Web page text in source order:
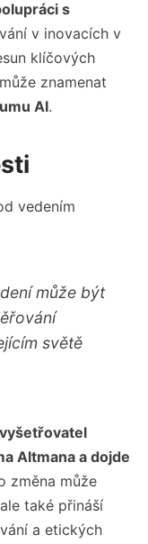
s
v inovacích v
klíčových
znamenat
AI.
vedením
může být
světě
Altmana a dojde
změna může
také přináší
a etických